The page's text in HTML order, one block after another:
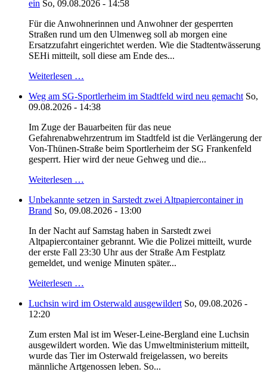
ein So, 09.08.2026 - 14:58
Für die Anwohnerinnen und Anwohner der gesperrten
Straßen rund um den Ulmenweg soll ab morgen eine
Ersatzzufahrt eingerichtet werden. Wie die Stadtentwässerung
SEHi mitteilt, soll diese am Ende des...
Weiterlesen …
Weg am SG-Sportlerheim im Stadtfeld wird neu gemacht So,
09.08.2026 - 14:38
Im Zuge der Bauarbeiten für das neue
Gefahrenabwehrzentrum im Stadtfeld ist die Verlängerung der
Von-Thünen-Straße beim Sportlerheim der SG Frankenfeld
gesperrt. Hier wird der neue Gehweg und die...
Weiterlesen …
Unbekannte setzen in Sarstedt zwei Altpapiercontainer in
Brand So, 09.08.2026 - 13:00
In der Nacht auf Samstag haben in Sarstedt zwei
Altpapiercontainer gebrannt. Wie die Polizei mitteilt, wurde
der erste Fall 23:30 Uhr aus der Straße Am Festplatz
gemeldet, und wenige Minuten später...
Weiterlesen …
Luchsin wird im Osterwald ausgewildert So, 09.08.2026 -
12:20
Zum ersten Mal ist im Weser-Leine-Bergland eine Luchsin
ausgewildert worden. Wie das Umweltministerium mitteilt,
wurde das Tier im Osterwald freigelassen, wo bereits
männliche Artgenossen leben. So...